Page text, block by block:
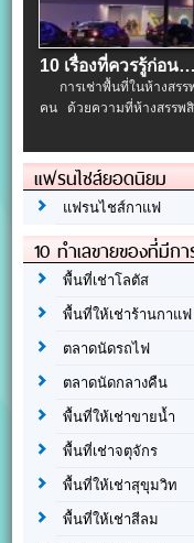
10 เรื่องที่ควรรู้ก่อ
การเช่าพื้นที่ในห้างสรร
คน ด้วยความที่ห้างสรรพ
แฟรนไชส์ยอดนิยม
แฟรนไชส์กาแฟ
10 ทำเลขายของที่มีก
พื้นที่เช่าโลตัส
พื้นที่ให้เช่าร้านกาแฟ
ตลาดนัดรถไฟ
ตลาดนัดกลางคืน
พื้นที่ให้เช่าขายน้ำ
พื้นที่เช่าจตุจักร
พื้นที่ให้เช่าสุขุมวิท
พื้นที่ให้เช่าสีลม